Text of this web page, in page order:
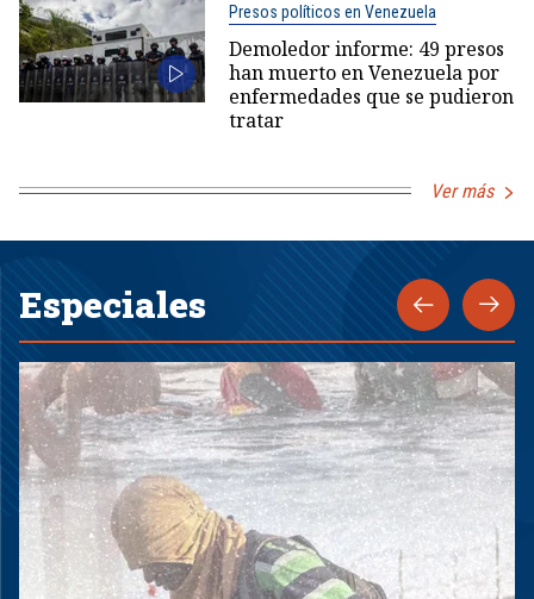
Presos políticos en Venezuela
Demoledor informe: 49 presos
han muerto en Venezuela por
enfermedades que se pudieron
tratar
Ver más
Especiales